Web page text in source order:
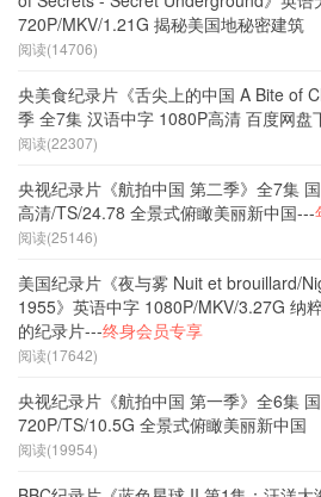
720P/MKV/1.21G 揭秘美国地秘密建筑
阅读(14706)
央美食纪录片《舌尖上的中国 A Bite of
季 全7集 汉语中字 1080P高清 百度网盘
阅读(22307)
央视纪录片《航拍中国 第二季》全7集
高清/TS/24.78 全景式俯瞰美丽新中国---
阅读(25146)
美国纪录片《夜与雾 Nuit et brouillard/
1955》英语中字 1080P/MKV/3.27G 纳
的纪录片---终身会员专享
阅读(17642)
央视纪录片《航拍中国 第一季》全6集
720P/TS/10.5G 全景式俯瞰美丽新中国
阅读(19954)